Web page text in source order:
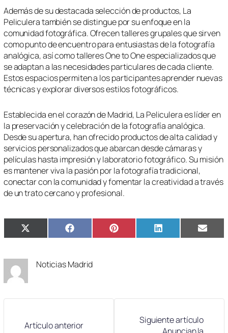
Además de su destacada selección de productos, La
Peliculera también se distingue por su enfoque en la
comunidad fotográfica. Ofrecen talleres grupales que sirven
como punto de encuentro para entusiastas de la fotografía
analógica, así como talleres One to One especializados que
se adaptan a las necesidades particulares de cada cliente.
Estos espacios permiten a los participantes aprender nuevas
técnicas y explorar diversos estilos fotográficos.
Establecida en el corazón de Madrid, La Peliculera es líder en
la preservación y celebración de la fotografía analógica.
Desde su apertura, han ofrecido productos de alta calidad y
servicios personalizados que abarcan desde cámaras y
películas hasta impresión y laboratorio fotográfico. Su misión
es mantener viva la pasión por la fotografía tradicional,
conectar con la comunidad y fomentar la creatividad a través
de un trato cercano y profesional.
Compartir
en
X
(Twitter)
Compartir
en
Facebook Compartir
en
Pinterest Compartir
en
LinkedIn
en
Email
Noticias Madrid
Artículo anterior Siguiente artículo